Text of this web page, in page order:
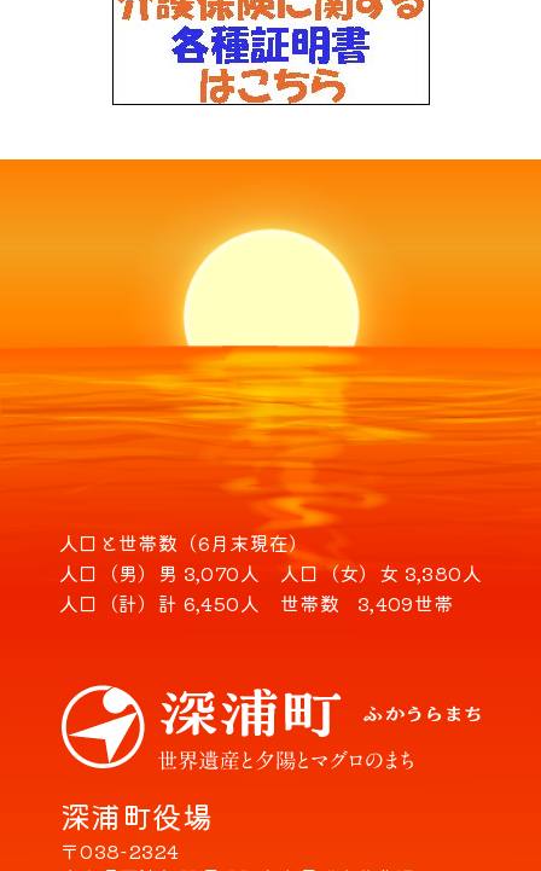
深浦町役場
〒038-2324
人口と世帯数（6月末現在）
人口（男） 男 3,070人 人口（女） 女 3,380人
人口（計） 計 6,450人 世帯数 3,409世帯